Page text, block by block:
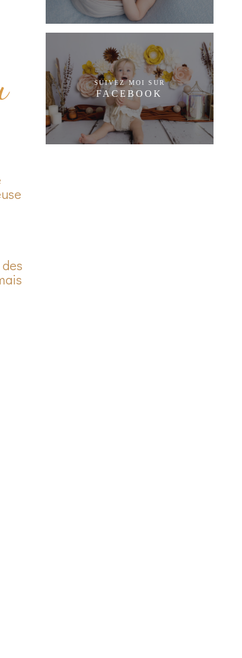
FACEBOOK
SUIVEZ MOI SUR